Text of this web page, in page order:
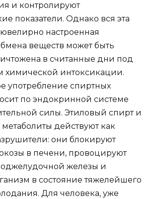
и контролируют
показатели. Однако вся эта
настроенная
веществ может быть
в считанные дни под
химической интоксикации.
употребление спиртных
по эндокринной системе
силы. Этиловый спирт и
действуют как
они блокируют
в печени, провоцируют
железы и
в состояние тяжелейшего
Для человека, уже